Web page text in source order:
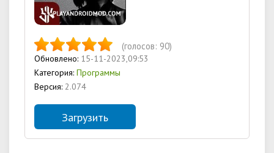
(голосов: 90)
Обновлено: 15-11-2023,09:53
Категория: Программы
Версия: 2.074
Загрузить